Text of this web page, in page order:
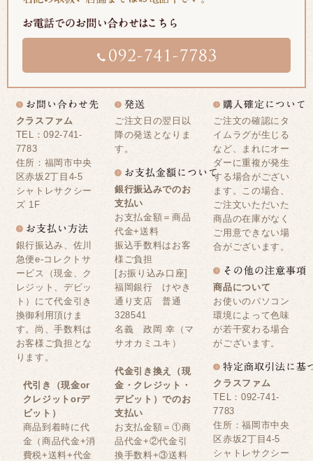
クラスファム
TEL：092-741-
7783
住所：福岡市中央
区赤坂2丁目4-5
シャトレサクシー
ズ 1F
銀行振込み、佐川
急便e-コレクトサ
ービス（現金、ク
レジット、デビッ
ト）にて代金引き
換御利用頂けま
す。尚、手数料は
お客様ご負担とな
ります。
代引き（現金or
クレジットorデ
ビット）
商品到着時に代
金（商品代金+消
費税+送料+代金
ご注文日の翌日以
降の発送となりま
す。
銀行振込みでのお
支払い
お支払金額＝商品
代金+送料
振込手数料はお客
様ご負担
[お振り込み口座]
福岡銀行 けやき
通り支店 普通
328541
名義 政岡 幸（マ
サオカミユキ）
代金引き換え（現
金・クレジット・
デビット）でのお
支払い
お支払金額＝①商
品代金+②代金引
換手数料+③送料
ご注文の確認にタ
イムラグが生じる
など、まれにオー
ダーに重複が発生
する場合がござい
ます。この場合、
ご注文いただいた
商品の在庫がなく
ご用意できない場
合がございます。
商品について
お使いのパソコン
環境によって色味
が若干変わる場合
がございます。
クラスファム
TEL：092-741-
7783
住所：福岡市中央
区赤坂2丁目4-5
シャトレサクシー